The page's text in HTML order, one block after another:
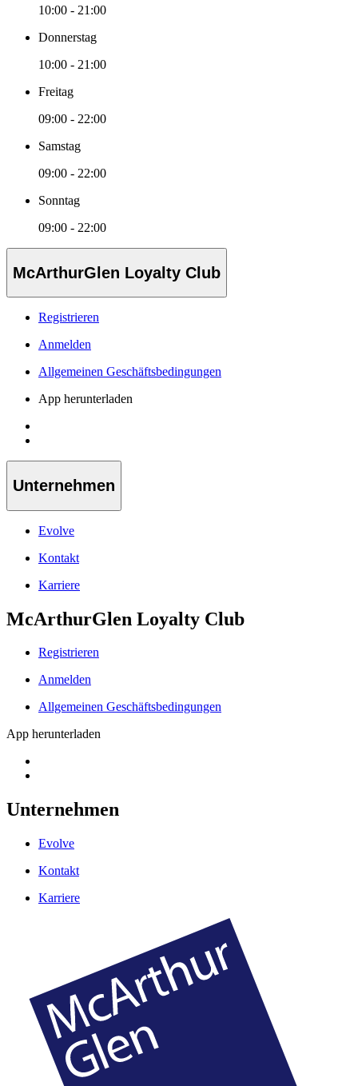
10:00 - 21:00
Donnerstag
10:00 - 21:00
Freitag
09:00 - 22:00
Samstag
09:00 - 22:00
Sonntag
09:00 - 22:00
McArthurGlen Loyalty Club
Registrieren
Anmelden
Allgemeinen Geschäftsbedingungen
App herunterladen
Unternehmen
Evolve
Kontakt
Karriere
McArthurGlen Loyalty Club
Registrieren
Anmelden
Allgemeinen Geschäftsbedingungen
App herunterladen
Unternehmen
Evolve
Kontakt
Karriere